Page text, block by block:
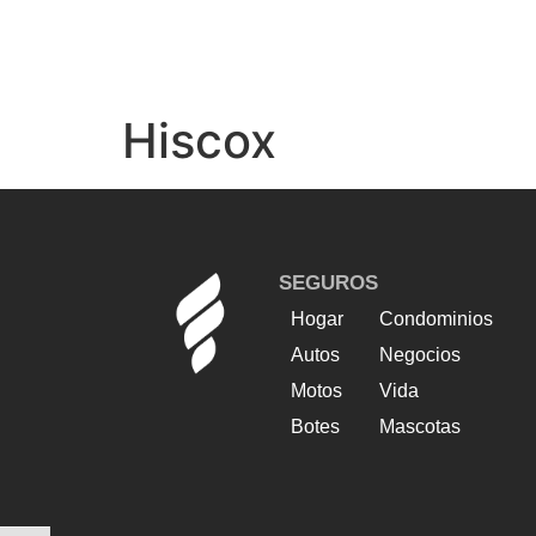
Hiscox
SEGUROS
Hogar
Autos
Motos
Botes
Condominios
Negocios
Vida
Mascotas